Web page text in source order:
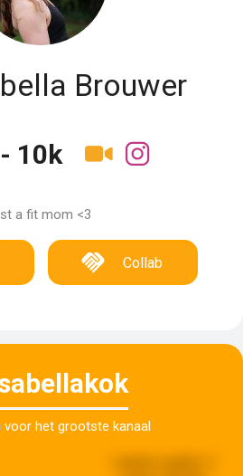
Brouwer
10k
a fit mom <3
Collab
voor het grootste kanaal